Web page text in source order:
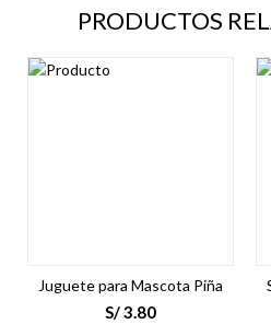
PRODUCTOS
Juguete para Mascota Piña
S/3.80